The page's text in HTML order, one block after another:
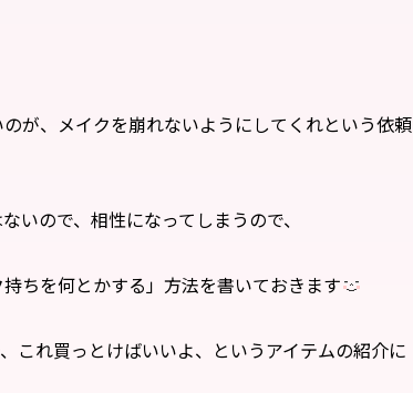
が、メイクを崩れないようにしてくれという依頼
いので、相性になってしまうので、
ちを何とかする」方法を書いておきます
これ買っとけばいいよ、というアイテムの紹介に